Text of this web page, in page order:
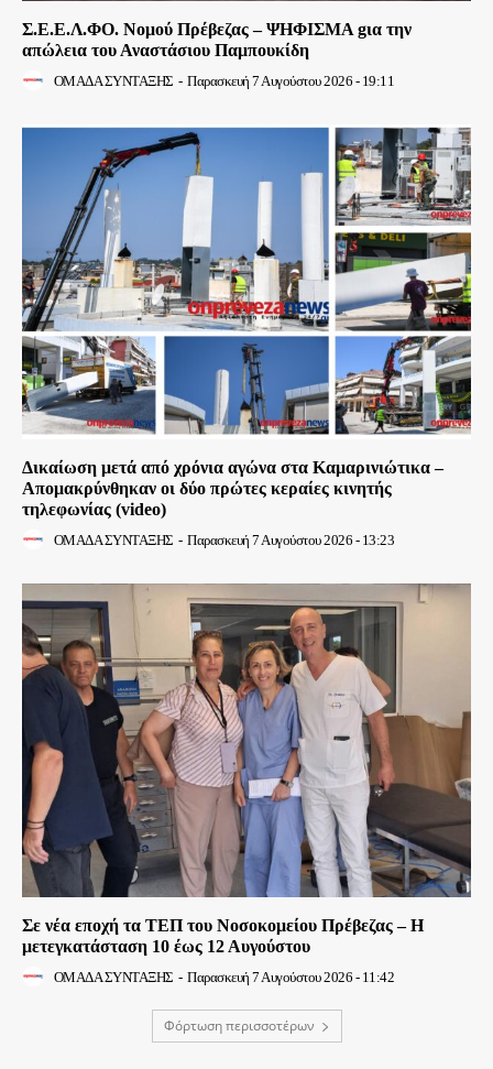
Σ.Ε.Ε.Λ.ΦΟ. Νομού Πρέβεζας – ΨΗΦΙΣΜΑ gια την
απώλεια του Αναστάσιου Παμπουκίδη
ΟΜΑΔΑ ΣΥΝΤΑΞΗΣ - Παρασκευή 7 Αυγούστου 2026 - 19:11
Δικαίωση μετά από χρόνια αγώνα στα Καμαρινιώτικα –
Απομακρύνθηκαν οι δύο πρώτες κεραίες κινητής
τηλεφωνίας (video)
ΟΜΑΔΑ ΣΥΝΤΑΞΗΣ - Παρασκευή 7 Αυγούστου 2026 - 13:23
Σε νέα εποχή τα ΤΕΠ του Νοσοκομείου Πρέβεζας – Η
μετεγκατάσταση 10 έως 12 Αυγούστου
ΟΜΑΔΑ ΣΥΝΤΑΞΗΣ - Παρασκευή 7 Αυγούστου 2026 - 11:42
Φόρτωση περισσοτέρων